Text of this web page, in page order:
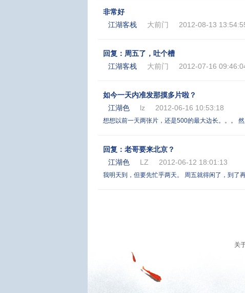
非常好
江湖客栈
大前门 2012-08-13
回复：周五了，吐个槽
江湖客栈
大前门 2012-07-16
如今一天内准发那摸多片啦？
江湖色
lz 2012-06-16 10:53:18
想想以前一天两张片，还是500的最大边长。。。 然
回复：老哥要来北京？
江湖色
LZ 2012-06-12 18:01:13
我明天到，但要先忙乎两天。 周五就得闲了，到了再
关